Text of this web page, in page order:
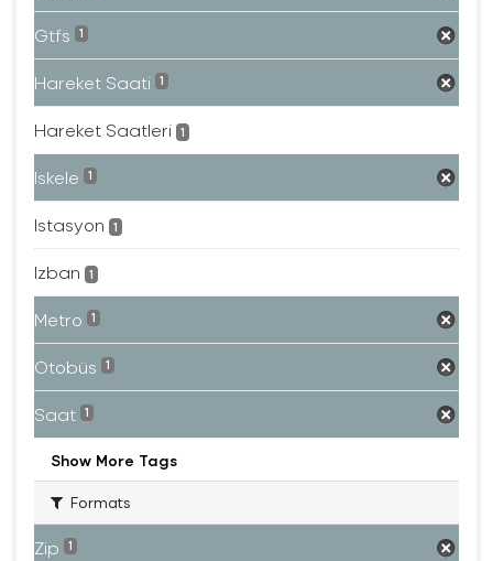
Gtfs 1
Hareket Saati 1
Hareket Saatleri 1
Iskele 1
Istasyon 1
Izban 1
Metro 1
Otobüs 1
Saat 1
Show More Tags
Formats
Zip 1